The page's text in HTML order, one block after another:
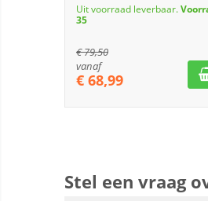
Uit voorraad leverbaar.
35
€79,50
vanaf
€ 68,99
Stel een vraag